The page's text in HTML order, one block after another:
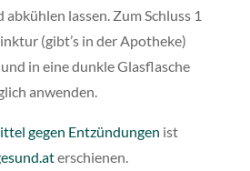
lassen. Zum Schluss 1
(gibt’s in der Apotheke)
in eine dunkle Glasflasche
anwenden.
gegen Entzündungen ist
erschienen.